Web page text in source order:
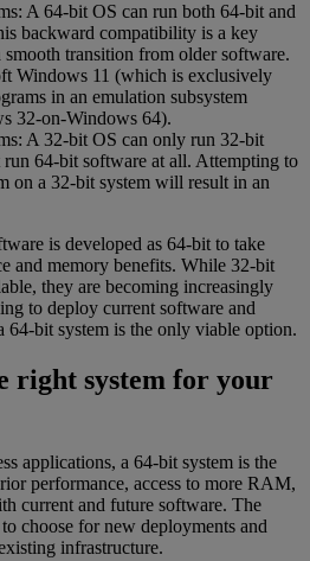
A 64-bit OS can run both 64-bit and
backward compatibility is a key
transition from older software.
Windows 11 (which is exclusively
in an emulation subsystem
32-on-Windows 64).
A 32-bit OS can only run 32-bit
64-bit software at all. Attempting to
on a 32-bit system will result in an
is developed as 64-bit to take
and memory benefits. While 32-bit
they are becoming increasingly
to deploy current software and
64-bit system is the only viable option.
right system for your
applications, a 64-bit system is the
performance, access to more RAM,
current and future software. The
choose for new deployments and
infrastructure.